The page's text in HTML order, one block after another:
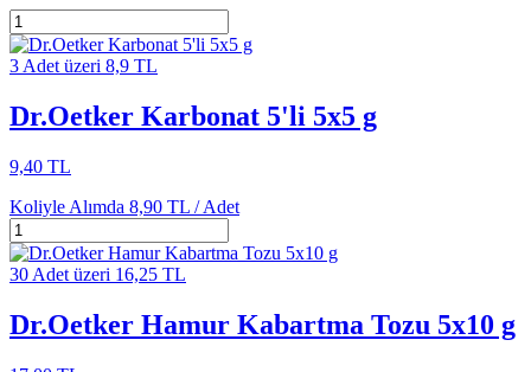
3 Adet üzeri 8,9 TL
Dr.Oetker Karbonat 5'li 5x5 g
9,40 TL
Koliyle Alımda 8,90 TL /Adet
30 Adet üzeri 16,25 TL
Dr.Oetker Hamur Kabartma Tozu 5x10 g